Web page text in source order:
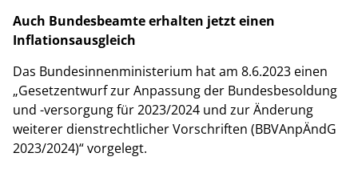
Auch Bundesbeamte erhalten jetzt einen
Inflationsausgleich
Das Bundesinnenministerium hat am 8.6.2023 einen
„Gesetzentwurf zur Anpassung der Bundesbesoldung
und -versorgung für 2023/2024 und zur Änderung
weiterer dienstrechtlicher Vorschriften (BBVAnpÄndG
2023/2024)“ vorgelegt.